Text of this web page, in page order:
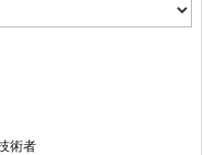
術者